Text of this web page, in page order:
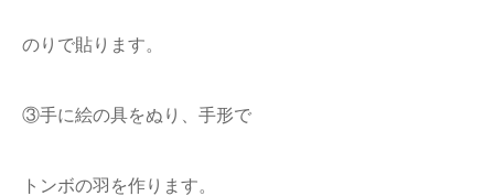
のりで貼ります。
③手に絵の具をぬり、手形で
トンボの羽を作ります。